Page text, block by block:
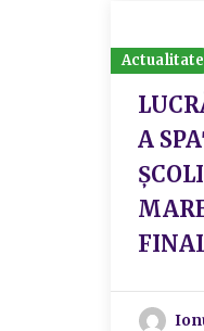
Actualitate
A